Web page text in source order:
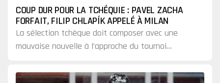
COUP DUR POUR LA TCHÉQUIE : PAVEL ZACHA
FORFAIT, FILIP CHLAPÍK APPELÉ À MILAN
La sélection tchèque doit composer avec une
mauvaise nouvelle à l’approche du tournoi